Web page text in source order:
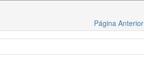
Página Anterior